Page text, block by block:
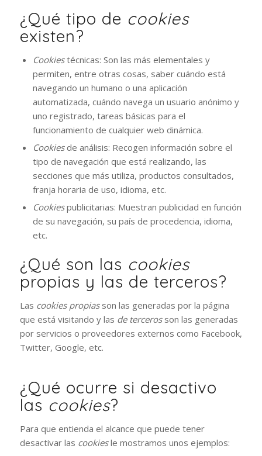
¿Qué tipo de cookies
existen?
Cookiestécnicas: Son las más elementales y
permiten, entre otras cosas, saber cuándo está
navegando un humano o una aplicación
automatizada, cuándo navega un usuario anónimo y
uno registrado, tareas básicas para el
funcionamiento de cualquier web dinámica.
Cookiesde análisis: Recogen información sobre el
tipo de navegación que está realizando, las
secciones que más utiliza, productos consultados,
franja horaria de uso, idioma, etc.
Cookiespublicitarias: Muestran publicidad en función
de su navegación, su país de procedencia, idioma,
etc.
¿Qué son las cookies
propias y las de terceros?
Las cookies propiasson las generadas por la página
que está visitando y las de tercerosson las generadas
por servicios o proveedores externos como Facebook,
Twitter, Google, etc.
¿Qué ocurre si desactivo
las cookies?
Para que entienda el alcance que puede tener
desactivar las cookiesle mostramos unos ejemplos: